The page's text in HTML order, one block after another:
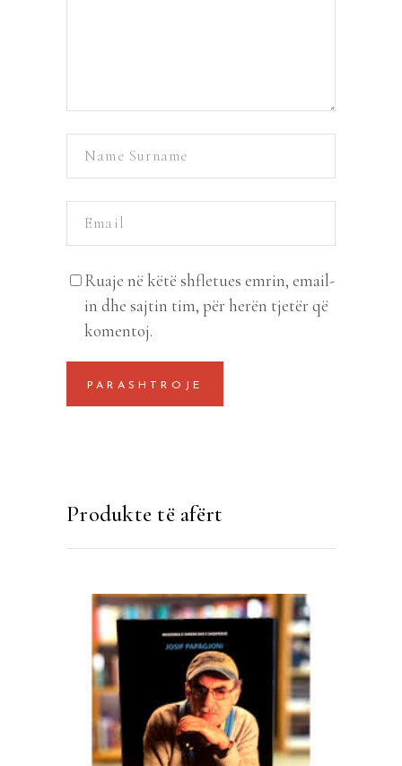
Ruaje në këtë shfletues emrin, email-
in dhe sajtin tim, për herën tjetër që
komentoj.
Produkte të afërt
SHTOJE NË SHPORTË